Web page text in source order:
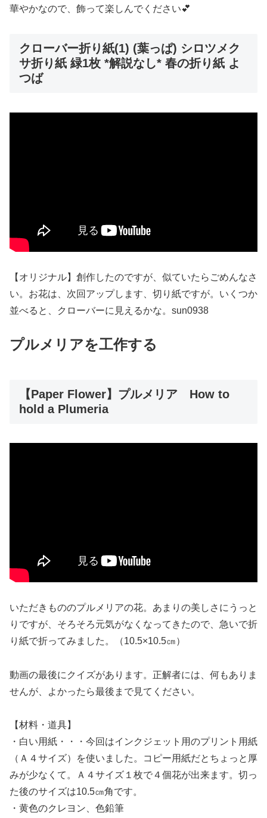
華やかなので、飾って楽しんでください💕
クローバー折り紙(1) (葉っぱ) シロツメク
サ折り紙 緑1枚 *解説なし* 春の折り紙 よ
つば
【オリジナル】創作したのですが、似ていたらごめんなさ
い。お花は、次回アップします、切り紙ですが。いくつか
並べると、クローバーに見えるかな。sun0938
プルメリアを工作する
【Paper Flower】プルメリア How to
hold a Plumeria
いただきもののプルメリアの花。あまりの美しさにうっと
りですが、そろそろ元気がなくなってきたので、急いで折
り紙で折ってみました。（10.5×10.5㎝）
動画の最後にクイズがあります。正解者には、何もありま
せんが、よかったら最後まで見てください。
【材料・道具】
・白い用紙・・・今回はインクジェット用のプリント用紙
（Ａ４サイズ）を使いました。コピー用紙だとちょっと厚
みが少なくて。Ａ４サイズ１枚で４個花が出来ます。切っ
た後のサイズは10.5㎝角です。
・黄色のクレヨン、色鉛筆